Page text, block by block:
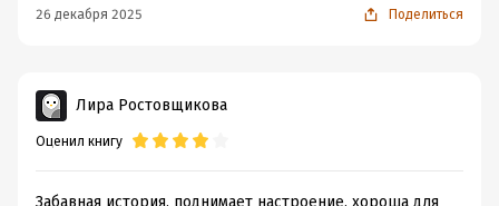
26 декабря 2025 Поделиться
Лира Ростовщикова
Оценил книгу
Забавная история, поднимает настроение, хороша для